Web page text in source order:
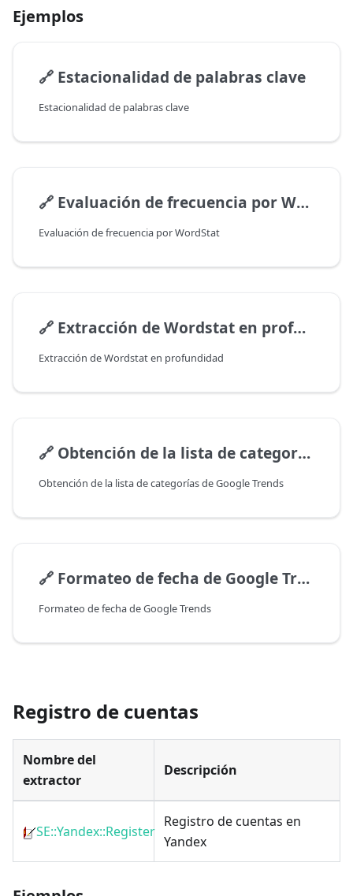
Ejemplos
🔗 Estacionalidad de palabras clave
Estacionalidad de palabras clave
🔗 Evaluación de frecuencia por WordStat
Evaluación de frecuencia por WordStat
🔗 Extracción de Wordstat en profundidad
Extracción de Wordstat en profundidad
🔗 Obtención de la lista de categorías de Google Trends
Obtención de la lista de categorías de Google Trends
🔗 Formateo de fecha de Google Trends
Formateo de fecha de Google Trends
Registro de cuentas
Nombre del
extractor
Descripción
SE::Yandex::Register
Registro de cuentas en
Yandex